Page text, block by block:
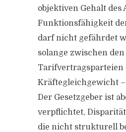
objektiven Gehalt des
Funktionsfähigkeit
darf nicht gefährdet
solange zwischen den
Tarifvertragsparteien
Kräftegleichgewicht –
Der Gesetzgeber ist
verpflichtet,
die nicht strukturell